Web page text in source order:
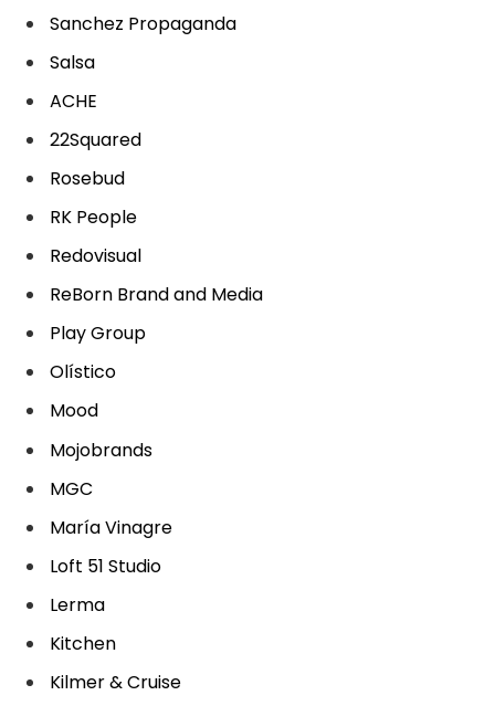
Sanchez Propaganda
Salsa
ACHE
22Squared
Rosebud
RK People
Redovisual
ReBorn Brand and Media
Play Group
Olístico
Mood
Mojobrands
MGC
María Vinagre
Loft 51 Studio
Lerma
Kitchen
Kilmer & Cruise